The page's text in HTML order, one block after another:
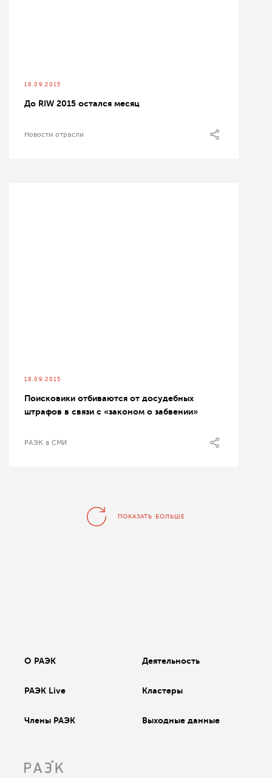
18.09.2015
До RIW 2015 остался месяц
Новости отрасли
18.09.2015
Поисковики отбиваются от досудебных
штрафов в связи с «законом о забвении»
РАЭК в СМИ
ПОКАЗАТЬ БОЛЬШЕ
О РАЭК Деятельность
РАЭК Live Кластеры
Члены РАЭК Выходные данные